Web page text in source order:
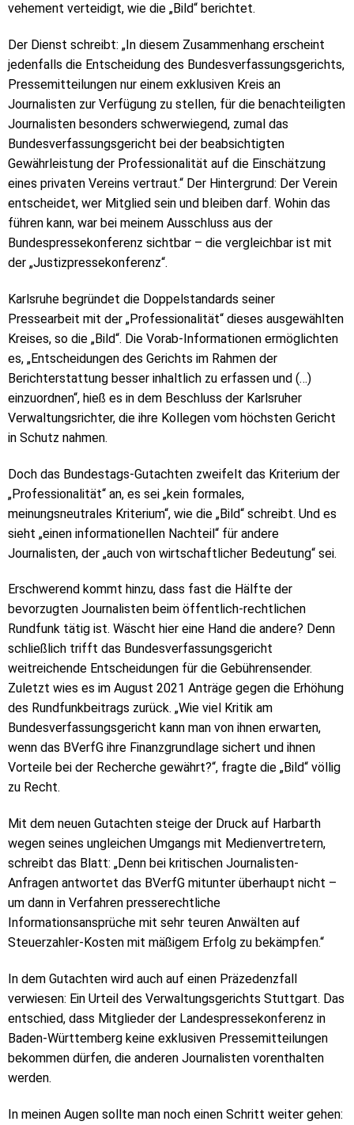
vehement verteidigt, wie die „Bild“ berichtet.
Der Dienst schreibt: „In diesem Zusammenhang erscheint
jedenfalls die Entscheidung des Bundesverfassungsgerichts,
Pressemitteilungen nur einem exklusiven Kreis an
Journalisten zur Verfügung zu stellen, für die benachteiligten
Journalisten besonders schwerwiegend, zumal das
Bundesverfassungsgericht bei der beabsichtigten
Gewährleistung der Professionalität auf die Einschätzung
eines privaten Vereins vertraut.“ Der Hintergrund: Der Verein
entscheidet, wer Mitglied sein und bleiben darf. Wohin das
führen kann, war bei meinem Ausschluss aus der
Bundespressekonferenz sichtbar – die vergleichbar ist mit
der „Justizpressekonferenz“.
Karlsruhe begründet die Doppelstandards seiner
Pressearbeit mit der „Professionalität“ dieses ausgewählten
Kreises, so die „Bild“. Die Vorab-Informationen ermöglichten
es, „Entscheidungen des Gerichts im Rahmen der
Berichterstattung besser inhaltlich zu erfassen und (…)
einzuordnen“, hieß es in dem Beschluss der Karlsruher
Verwaltungsrichter, die ihre Kollegen vom höchsten Gericht
in Schutz nahmen.
Doch das Bundestags-Gutachten zweifelt das Kriterium der
„Professionalität“ an, es sei „kein formales,
meinungsneutrales Kriterium“, wie die „Bild“ schreibt. Und es
sieht „einen informationellen Nachteil“ für andere
Journalisten, der „auch von wirtschaftlicher Bedeutung“ sei.
Erschwerend kommt hinzu, dass fast die Hälfte der
bevorzugten Journalisten beim öffentlich-rechtlichen
Rundfunk tätig ist. Wäscht hier eine Hand die andere? Denn
schließlich trifft das Bundesverfassungsgericht
weitreichende Entscheidungen für die Gebührensender.
Zuletzt wies es im August 2021 Anträge gegen die Erhöhung
des Rundfunkbeitrags zurück. „Wie viel Kritik am
Bundesverfassungsgericht kann man von ihnen erwarten,
wenn das BVerfG ihre Finanzgrundlage sichert und ihnen
Vorteile bei der Recherche gewährt?“, fragte die „Bild“ völlig
zu Recht.
Mit dem neuen Gutachten steige der Druck auf Harbarth
wegen seines ungleichen Umgangs mit Medienvertretern,
schreibt das Blatt: „Denn bei kritischen Journalisten-
Anfragen antwortet das BVerfG mitunter überhaupt nicht –
um dann in Verfahren presserechtliche
Informationsansprüche mit sehr teuren Anwälten auf
Steuerzahler-Kosten mit mäßigem Erfolg zu bekämpfen.“
In dem Gutachten wird auch auf einen Präzedenzfall
verwiesen: Ein Urteil des Verwaltungsgerichts Stuttgart. Das
entschied, dass Mitglieder der Landespressekonferenz in
Baden-Württemberg keine exklusiven Pressemitteilungen
bekommen dürfen, die anderen Journalisten vorenthalten
werden.
In meinen Augen sollte man noch einen Schritt weiter gehen: